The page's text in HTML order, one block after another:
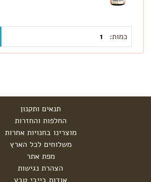
כמות:
תנאים ותקנון
החלפות והחזרות
מוצרינו בחנויות אחרות
משלוחים לכל הארץ
מפת אתר
הצהרת נגישות